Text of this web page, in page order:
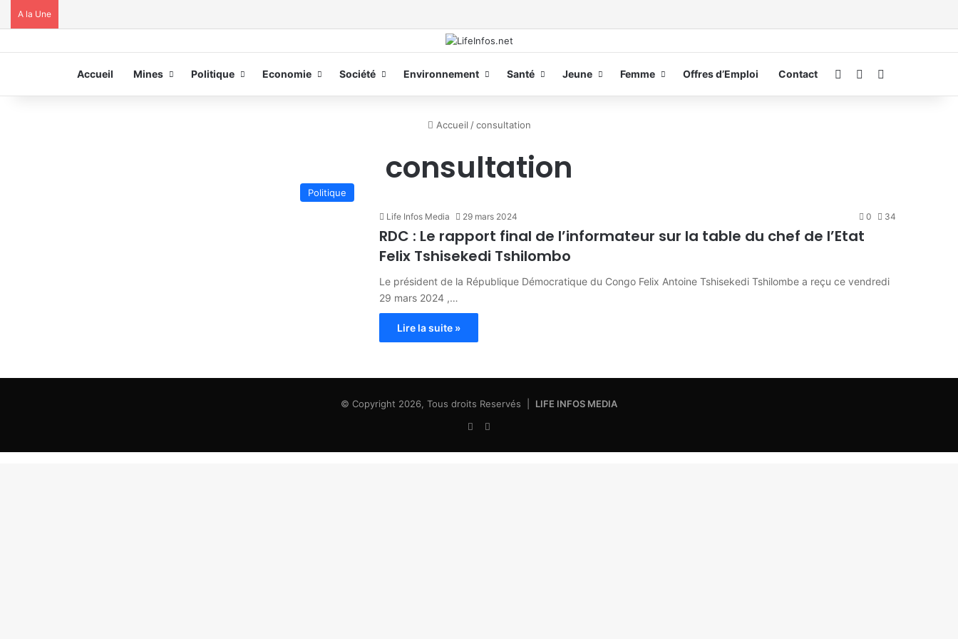
A la Une
Accueil Mines Politique Economie Société Environnement Santé Jeune Femme Offres d’Emploi Contact ConnexionSwitch skin
Accueil / consultation
consultation
Politique
Life Infos Media 29 mars 2024 0 34
RDC : Le rapport final de l’informateur sur la table du chef de l’Etat
Felix Tshisekedi Tshilombo
Le président de la République Démocratique du Congo Felix Antoine Tshisekedi Tshilombe a reçu ce vendredi
29 mars 2024 ,…
Lire la suite »
© Copyright 2026, Tous droits Reservés | LIFE INFOS MEDIA
Facebook